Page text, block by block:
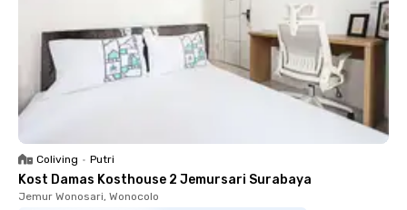
Coliving • Putri
Kost Damas Kosthouse 2 Jemursari Surabaya
Jemur Wonosari, Wonocolo